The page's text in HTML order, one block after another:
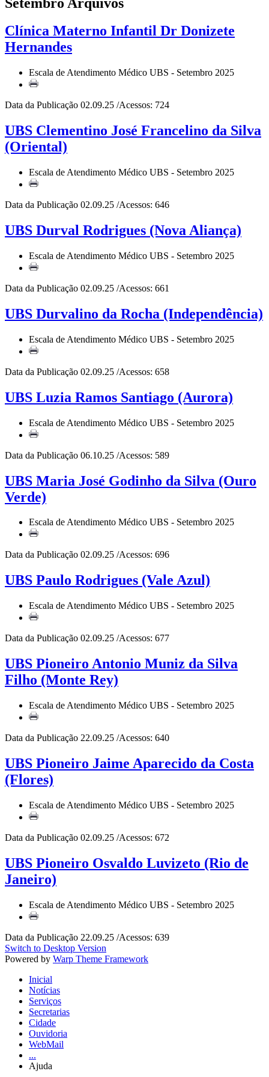
Clínica Materno Infantil Dr Donizete
Hernandes
Escala de Atendimento Médico UBS - Setembro 2025
Data da Publicação 02.09.25 /Acessos: 724
UBS Clementino José Francelino da Silva
(Oriental)
Escala de Atendimento Médico UBS - Setembro 2025
Data da Publicação 02.09.25 /Acessos: 646
UBS Durval Rodrigues (Nova Aliança)
Escala de Atendimento Médico UBS - Setembro 2025
Data da Publicação 02.09.25 /Acessos: 661
UBS Durvalino da Rocha (Independência)
Escala de Atendimento Médico UBS - Setembro 2025
Data da Publicação 02.09.25 /Acessos: 658
UBS Luzia Ramos Santiago (Aurora)
Escala de Atendimento Médico UBS - Setembro 2025
Data da Publicação 06.10.25 /Acessos: 589
UBS Maria José Godinho da Silva (Ouro
Verde)
Escala de Atendimento Médico UBS - Setembro 2025
Data da Publicação 02.09.25 /Acessos: 696
UBS Paulo Rodrigues (Vale Azul)
Escala de Atendimento Médico UBS - Setembro 2025
Data da Publicação 02.09.25 /Acessos: 677
UBS Pioneiro Antonio Muniz da Silva
Filho (Monte Rey)
Escala de Atendimento Médico UBS - Setembro 2025
Data da Publicação 22.09.25 /Acessos: 640
UBS Pioneiro Jaime Aparecido da Costa
(Flores)
Escala de Atendimento Médico UBS - Setembro 2025
Data da Publicação 02.09.25 /Acessos: 672
UBS Pioneiro Osvaldo Luvizeto (Rio de
Janeiro)
Escala de Atendimento Médico UBS - Setembro 2025
Data da Publicação 22.09.25 /Acessos: 639
Switch to Desktop Version
Powered by Warp Theme Framework
Inicial
Notícias
Serviços
Secretarias
Cidade
Ouvidoria
WebMail
...
Ajuda